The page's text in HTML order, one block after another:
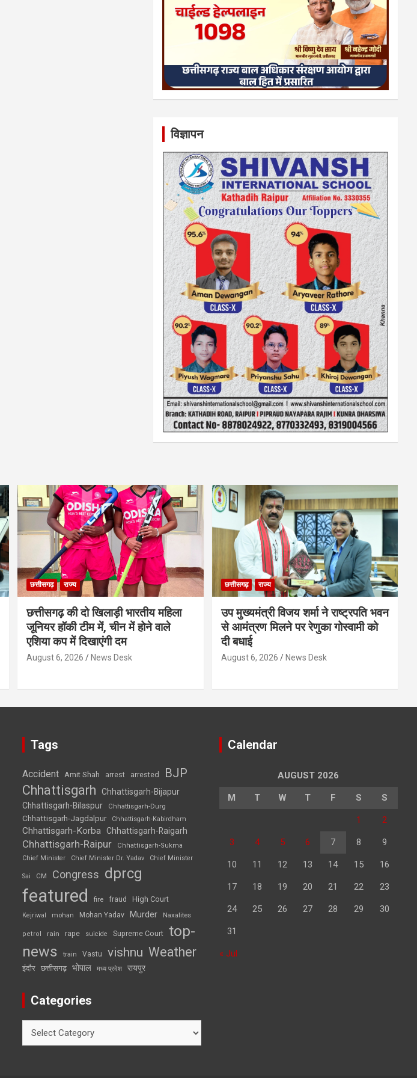
विज्ञापन
छत्तीसगढ़ राज्य
छत्तीसगढ़ की दो खिलाड़ी भारतीय महिला
जूनियर हॉकी टीम में, चीन में होने वाले
एशिया कप में दिखाएंगी दम
August 6, 2026 News Desk
छत्तीसगढ़ राज्य
उप मुख्यमंत्री विजय शर्मा ने राष्ट्रपति भवन
से आमंत्रण मिलने पर रेणुका गोस्वामी को
दी बधाई
August 6, 2026 News Desk
Tags
Accident Amit Shah arrest arrested BJP
Chhattisgarh
Chhattisgarh-Bijapur
Chhattisgarh-Bilaspur
Chhattisgarh-Durg
Chhattisgarh-Jagdalpur Chhattisgarh-Kabirdham
Chhattisgarh-Korba Chhattisgarh-Raigarh
Chhattisgarh-Raipur
Chhattisgarh-Sukma
Chief Minister
Chief Minister Dr. Yadav Chief Minister
Sai CM Congress dprcg
featured fire fraud High Court
Kejriwal mohan Mohan Yadav Murder Naxalites
petrol rain rape suicide Supreme Court top-
news
train Vastu vishnu Weather
इंदौर छत्तीसगढ़ भोपाल मध्य प्रदेश रायपुर
Categories
Calendar
AUGUST 2026
M T W T F S S
1 2
3 4 5 6 7 8 9
10 11 12 13 14 15 16
17 18 19 20 21 22 23
24 25 26 27 28 29 30
31
« Jul